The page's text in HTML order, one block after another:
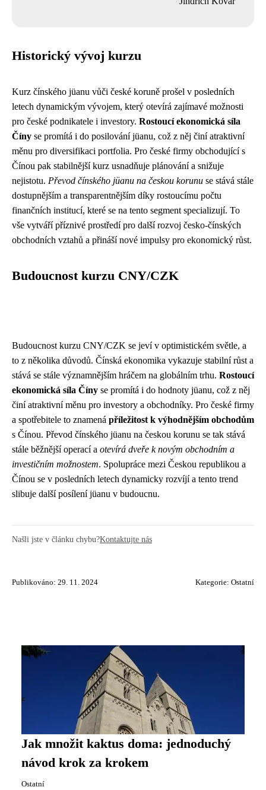
Historický vývoj kurzu
Kurz čínského jüanu vůči české koruně prošel v posledních
letech dynamickým vývojem, který otevírá zajímavé možnosti
pro české podnikatele i investory. Rostoucí ekonomická síla
Číny se promítá i do posilování jüanu, což z něj činí atraktivní
měnu pro diversifikaci portfolia. Pro české firmy obchodující s
Čínou pak stabilnější kurz usnadňuje plánování a snižuje
nejistotu. Převod čínského jüanu na českou korunu se stává stále
dostupnějším a transparentnějším díky rostoucímu počtu
finančních institucí, které se na tento segment specializují. To
vše vytváří příznivé prostředí pro další rozvoj česko-čínských
obchodních vztahů a přináší nové impulsy pro ekonomický růst.
Budoucnost kurzu CNY/CZK
Budoucnost kurzu CNY/CZK se jeví v optimistickém světle, a
to z několika důvodů. Čínská ekonomika vykazuje stabilní růst a
stává se stále významnějším hráčem na globálním trhu. Rostoucí
ekonomická síla Číny se promítá i do hodnoty jüanu, což z něj
činí atraktivní měnu pro investory a obchodníky. Pro české firmy
a spotřebitele to znamená příležitost k výhodnějším obchodům
s Čínou. Převod čínského jüanu na českou korunu se tak stává
stále běžnější operací a otevírá dveře k novým obchodním a
investičním možnostem. Spolupráce mezi Českou republikou a
Čínou se v posledních letech dynamicky rozvíjí a tento trend
slibuje další posílení jüanu v budoucnu.
Našli jste v článku chybu?Kontaktujte nás
Publikováno: 29. 11. 2024 Kategorie: Ostatní
Jak množit kaktus doma: jednoduchý
návod krok za krokem
Ostatní